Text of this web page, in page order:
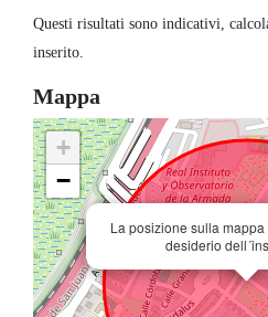
Questi risultati sono indicativi,
inserito.
Mappa
La posizione sulla
desiderio
+
−